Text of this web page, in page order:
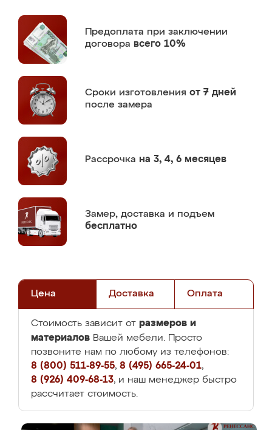
Предоплата при заключении
договора всего 10%
Сроки изготовления от 7 дней
после замера
Рассрочка на 3, 4, 6 месяцев
Замер, доставка и подъем
бесплатно
Цена Доставка Оплата
Стоимость зависит от размеров и
материалов Вашей мебели. Просто
позвоните нам по любому из телефонов:
8 (800) 511-89-55, 8 (495) 665-24-01,
8 (926) 409-68-13, и наш менеджер быстро
рассчитает стоимость.